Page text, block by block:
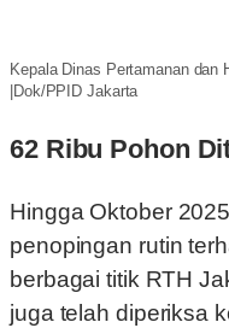
Kepala Dinas Pertamanan dan
|Dok/PPID Jakarta
62 Ribu Pohon
Hingga Oktober
penopingan rutin
berbagai titik RTH
juga telah diperiksa